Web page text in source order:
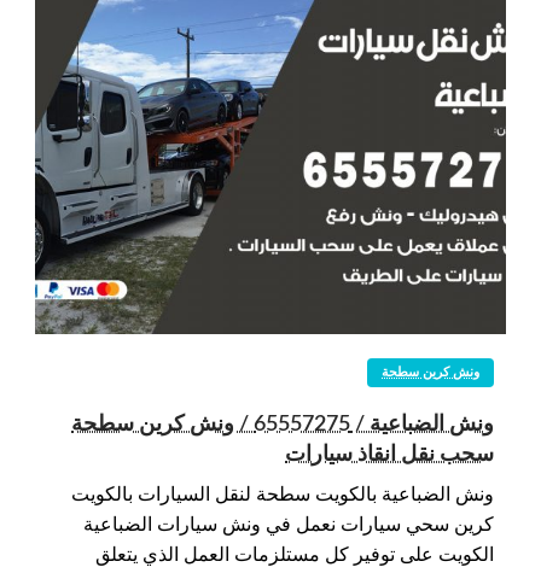
ونش كرين سطحة
ونش الضباعية / 65557275 / ونش كرين سطحة
سحب نقل انقاذ سيارات
ونش الضباعية بالكويت سطحة لنقل السيارات بالكويت
كرين سحي سيارات نعمل في ونش سيارات الضباعية
الكويت على توفير كل مستلزمات العمل الذي يتعلق